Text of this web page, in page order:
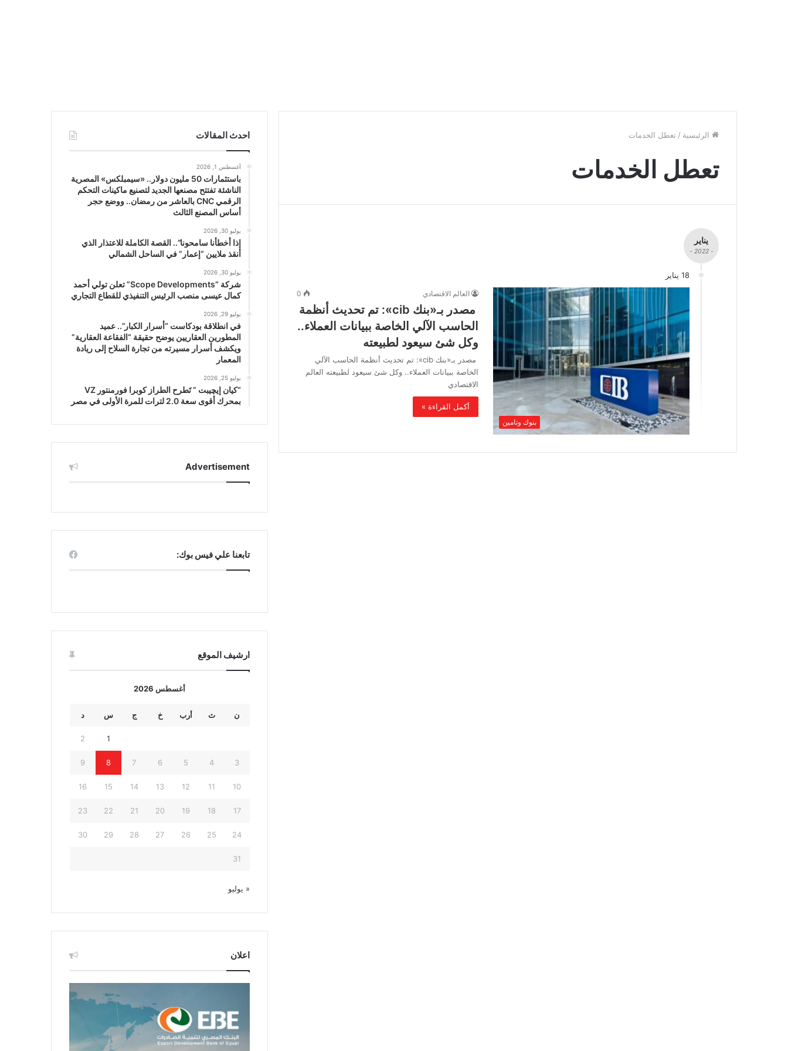
الرئيسية / تعطل الخدمات
تعطل الخدمات
يناير
- 2022 -
18 يناير
بنوك وتامين
العالم الاقتصادي 0
مصدر بـ«بنك cib»: تم تحديث أنظمة
الحاسب الآلي الخاصة ببيانات العملاء..
وكل شئ سيعود لطبيعته
مصدر بـ«بنك cib»: تم تحديث أنظمة الحاسب الآلي
الخاصة ببيانات العملاء.. وكل شئ سيعود لطبيعته العالم
الاقتصادي
أكمل القراءة »
احدث المقالات
أغسطس 1, 2026
باستثمارات 50 مليون دولار.. «سيمبلكس» المصرية
الناشئة تفتتح مصنعها الجديد لتصنيع ماكينات التحكم
الرقمي CNC بالعاشر من رمضان.. ووضع حجر
أساس المصنع الثالث
يوليو 30, 2026
إذا أخطأنا سامحونا”.. القصة الكاملة للاعتذار الذي
أنقذ ملايين “إعمار” في الساحل الشمالي
يوليو 30, 2026
شركة “Scope Developments” تعلن تولي أحمد
كمال عيسى منصب الرئيس التنفيذي للقطاع التجاري
يوليو 29, 2026
في انطلاقة بودكاست “أسرار الكبار”.. عميد
المطورين العقاريين يوضح حقيقة “الفقاعة العقارية”
ويكشف أسرار مسيرته من تجارة السلاح إلى ريادة
المعمار
يوليو 25, 2026
“كيان إيچيبت ” تَطرح الطراز كوبرا فورمنتور VZ
بمحرك أقوى سعة 2.0 لترات للمرة الأولى في مصر
Advertisement
تابعنا علي فيس بوك:
ارشيف الموقع
أغسطس 2026
ن ث أرب خ ج س د
1
2
3
4
5
6
7
8
9
10
11
12
13
14
15
16
17
18
19
20
21
22
23
24
25
26
27
28
29
30
31
« يوليو
اعلان